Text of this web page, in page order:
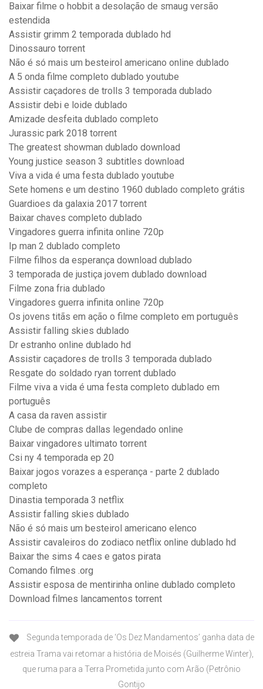
Baixar filme o hobbit a desolação de smaug versão
estendida
Assistir grimm 2 temporada dublado hd
Dinossauro torrent
Não é só mais um besteirol americano online dublado
A 5 onda filme completo dublado youtube
Assistir caçadores de trolls 3 temporada dublado
Assistir debi e loide dublado
Amizade desfeita dublado completo
Jurassic park 2018 torrent
The greatest showman dublado download
Young justice season 3 subtitles download
Viva a vida é uma festa dublado youtube
Sete homens e um destino 1960 dublado completo grátis
Guardioes da galaxia 2017 torrent
Baixar chaves completo dublado
Vingadores guerra infinita online 720p
Ip man 2 dublado completo
Filme filhos da esperança download dublado
3 temporada de justiça jovem dublado download
Filme zona fria dublado
Vingadores guerra infinita online 720p
Os jovens titãs em ação o filme completo em português
Assistir falling skies dublado
Dr estranho online dublado hd
Assistir caçadores de trolls 3 temporada dublado
Resgate do soldado ryan torrent dublado
Filme viva a vida é uma festa completo dublado em
português
A casa da raven assistir
Clube de compras dallas legendado online
Baixar vingadores ultimato torrent
Csi ny 4 temporada ep 20
Baixar jogos vorazes a esperança - parte 2 dublado
completo
Dinastia temporada 3 netflix
Assistir falling skies dublado
Não é só mais um besteirol americano elenco
Assistir cavaleiros do zodiaco netflix online dublado hd
Baixar the sims 4 caes e gatos pirata
Comando filmes .org
Assistir esposa de mentirinha online dublado completo
Download filmes lancamentos torrent
Segunda temporada de ‘Os Dez Mandamentos’ ganha data de
estreia Trama vai retomar a história de Moisés (Guilherme Winter),
que ruma para a Terra Prometida junto com Arão (Petrônio
Gontijo